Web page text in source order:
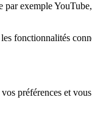
exemple
fonctionnalités
préférences et